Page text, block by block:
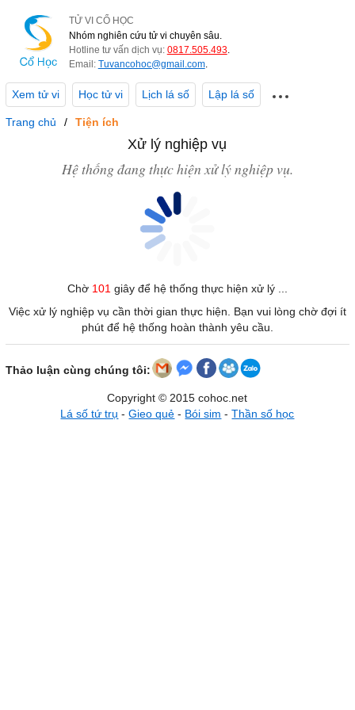
TỬ VI CỔ HỌC
Nhóm nghiên cứu tử vi chuyên sâu.
Hotline tư vấn dịch vụ: 0817.505.493.
Email: Tuvancohoc@gmail.com.
Xem tử vi Học tử vi Lịch lá số Lập lá số
Trang chủ Tiện ích
Xử lý nghiệp vụ
Hệ thống đang thực hiện xử lý nghiệp vụ.
Chờ 101 giây để hệ thống thực hiện xử lý ...
Việc xử lý nghiệp vụ cần thời gian thực hiện. Bạn vui lòng chờ đợi ít
phút để hệ thống hoàn thành yêu cầu.
Thảo luận cùng chúng tôi:
Copyright © 2015 cohoc.net
Lá số tứ trụ -Gieo quẻ - Bói sim -Thần số học